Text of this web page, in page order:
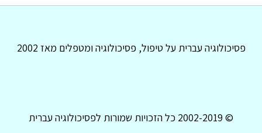
פסיכולוגיה עברית על טיפול, פסיכולוגיה ומטפלים מאז 2002
© 2002-2019 כל הזכויות שמורות לפסיכולוגיה עברית